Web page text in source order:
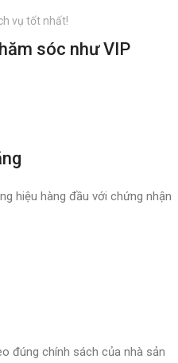
vụ tốt nhất!
sóc như VIP
hiệu hàng đầu với chứng nhận
đúng chính sách của nhà sản